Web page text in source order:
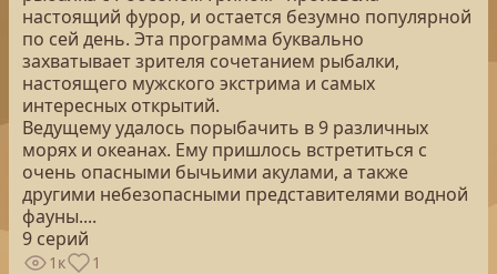
настоящий фурор, и остается безумно популярной
по сей день. Эта программа буквально
захватывает зрителя сочетанием рыбалки,
настоящего мужского экстрима и самых
интересных открытий.
Ведущему удалось порыбачить в 9 различных
морях и океанах. Ему пришлось встретиться с
очень опасными бычьими акулами, а также
другими небезопасными представителями водной
фауны....
9 серий
1к 1